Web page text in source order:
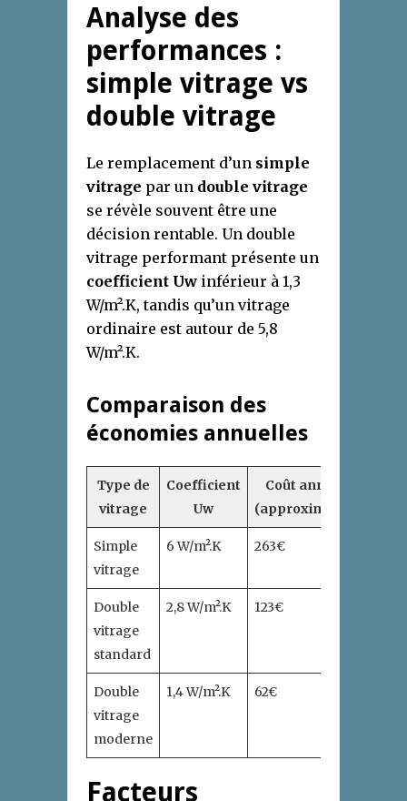
Analyse des
performances :
simple vitrage vs
double vitrage
Le remplacement d’un simple
vitrage par un double vitrage
se révèle souvent être une
décision rentable. Un double
vitrage performant présente un
coefficient Uw inférieur à 1,3
W/m².K, tandis qu’un vitrage
ordinaire est autour de 5,8
W/m².K.
Comparaison des
économies annuelles
Type de
vitrage
Coefficient
Uw
Coût annuel
(approximatif)
Simple
vitrage
6 W/m².K 263€
Double
vitrage
standard
2,8 W/m².K 123€
Double
vitrage
moderne
1,4 W/m².K 62€
Facteurs